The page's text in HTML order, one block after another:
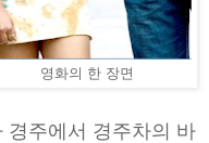
영화의 한 장면
경주에서 경주차의 바